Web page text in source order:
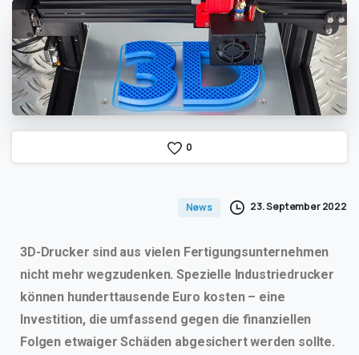
0
News 23. September 2022
3D-Drucker sind aus vielen Fertigungsunternehmen
nicht mehr wegzudenken. Spezielle Industriedrucker
können hunderttausende Euro kosten – eine
Investition, die umfassend gegen die finanziellen
Folgen etwaiger Schäden abgesichert werden sollte.